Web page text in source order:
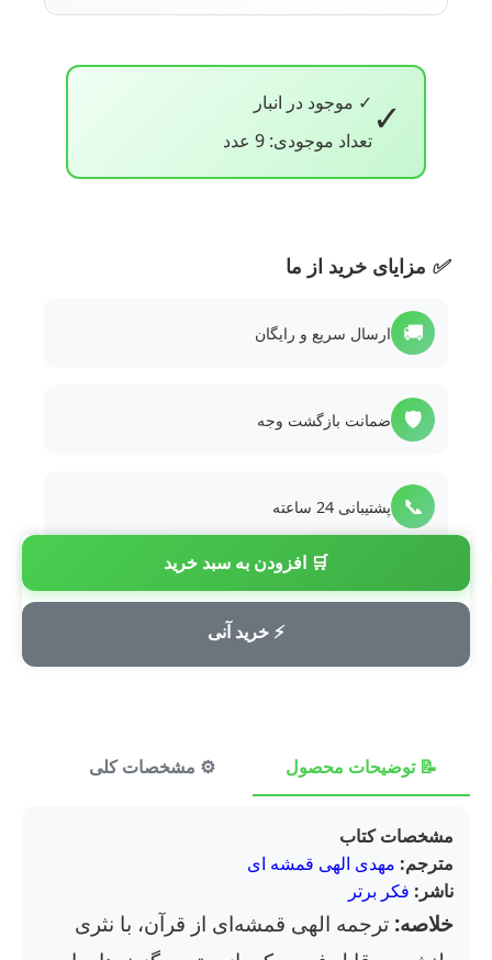
✓ ✓ موجود در انبار
تعداد موجودی: 9 عدد
🛒 افزودن به سبد خرید
⚡ خرید آنی
✅ مزایای خرید از ما
🚚 ارسال سریع و رایگان
🛡️ ضمانت بازگشت وجه
📞 پشتیبانی 24 ساعته
💳 پرداخت امن
📝 توضیحات محصول ⚙️ مشخصات کلی
مشخصات کتاب
مترجم: مهدی الهی قمشه ای
ناشر: فکر برتر
خلاصه: ترجمه الهی قمشه‌ای از قرآن، با نثری